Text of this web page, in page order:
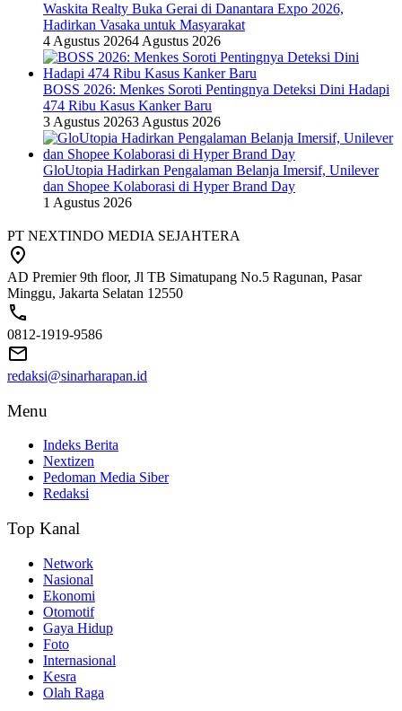
Waskita Realty Buka Gerai di Danantara Expo 2026,
Hadirkan Vasaka untuk Masyarakat
4 Agustus 20264 Agustus 2026
BOSS 2026: Menkes Soroti Pentingnya Deteksi Dini Hadapi
474 Ribu Kasus Kanker Baru
3 Agustus 20263 Agustus 2026
GloUtopia Hadirkan Pengalaman Belanja Imersif, Unilever
dan Shopee Kolaborasi di Hyper Brand Day
1 Agustus 2026
PT NEXTINDO MEDIA SEJAHTERA
AD Premier 9th floor, Jl TB Simatupang No.5 Ragunan, Pasar
Minggu, Jakarta Selatan 12550
0812-1919-9586
redaksi@sinarharapan.id
Menu
Indeks Berita
Nextizen
Pedoman Media Siber
Redaksi
Top Kanal
Network
Nasional
Ekonomi
Otomotif
Gaya Hidup
Foto
Internasional
Kesra
Olah Raga